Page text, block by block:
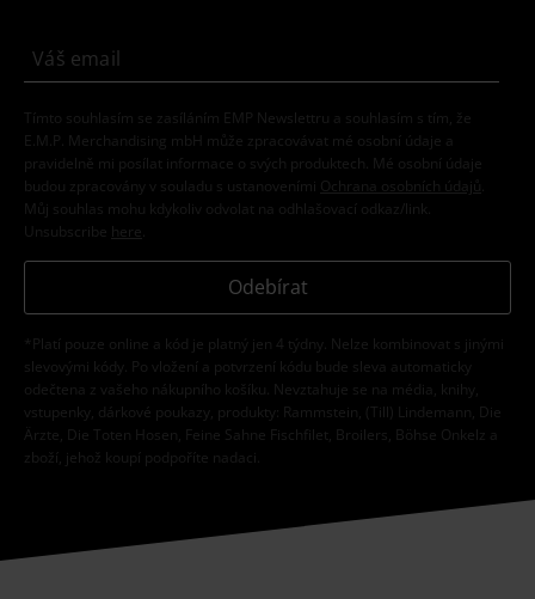
Tímto souhlasím se zasíláním EMP Newslettru a souhlasím s tím, že
E.M.P. Merchandising mbH může zpracovávat mé osobní údaje a
pravidelně mi posílat informace o svých produktech. Mé osobní údaje
budou zpracovány v souladu s ustanoveními
Ochrana osobních údajů
Můj souhlas mohu kdykoliv odvolat na odhlašovací odkaz/link.
Unsubscribe here
Odebírat
*Platí pouze online a kód je platný jen 4 týdny. Nelze kombinovat s jinými
slevovými kódy. Po vložení a potvrzení kódu bude sleva automaticky
odečtena z vašeho nákupního košíku. Nevztahuje se na média, knihy,
vstupenky, dárkové poukazy, produkty: Rammstein, (Till) Lindemann, Die
Ärzte, Die Toten Hosen, Feine Sahne Fischfilet, Broilers, Böhse Onkelz a
zboží, jehož koupí podpoříte nadaci.